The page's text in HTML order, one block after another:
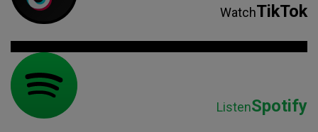
WatchTikTok
ListenSpotify